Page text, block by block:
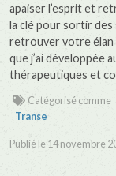
apaiser l’esprit et
la clé pour sortir des
retrouver votre élan
que j’ai développée
thérapeutiques et
Catégorisé comme
Transe
Publié le 14 novembre